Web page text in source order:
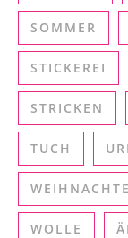
SOMMER
STICKEREI
STRICKEN
TUCH
WOLLE